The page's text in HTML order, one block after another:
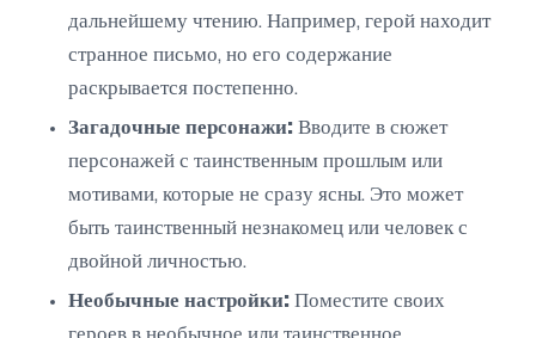
дальнейшему чтению. Например, герой находит
странное письмо, но его содержание
раскрывается постепенно.
Загадочные персонажи: Вводите в сюжет
персонажей с таинственным прошлым или
мотивами, которые не сразу ясны. Это может
быть таинственный незнакомец или человек с
двойной личностью.
Необычные настройки: Поместите своих